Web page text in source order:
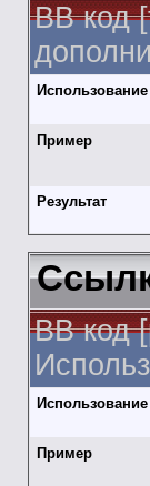
BB код
Использование
Пример
Результат
BB код
Использование
Пример